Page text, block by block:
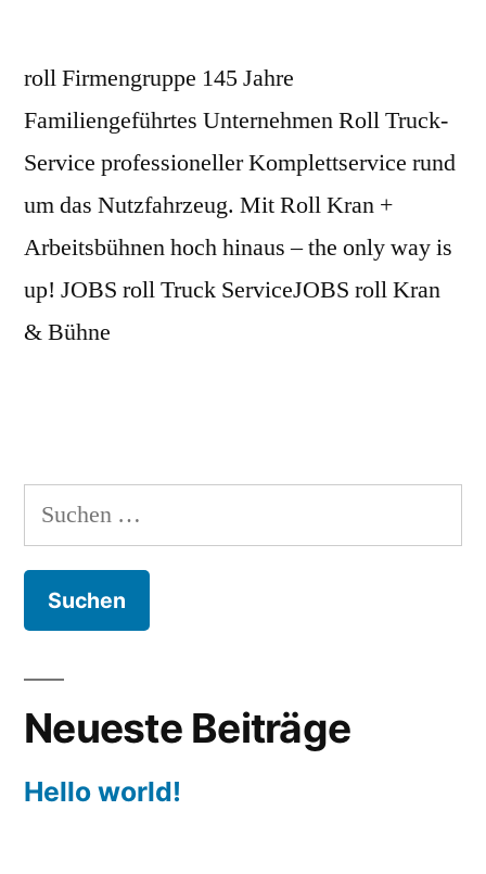
roll Firmengruppe 145 Jahre
Familiengeführtes Unternehmen Roll Truck-
Service professioneller Komplettservice rund
um das Nutzfahrzeug. Mit Roll Kran +
Arbeitsbühnen hoch hinaus – the only way is
up! JOBS roll Truck ServiceJOBS roll Kran
& Bühne
Suchen
nach:
Neueste Beiträge
Hello world!